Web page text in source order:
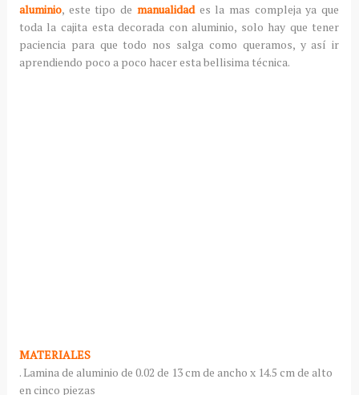
aluminio, este tipo de manualidades la mas compleja ya que
toda la cajita esta decorada con aluminio, solo hay que tener
paciencia para que todo nos salga como queramos, y así ir
aprendiendo poco a poco hacer esta bellisima técnica.
MATERIALES
. Lamina de aluminio de 0.02 de 13 cm de ancho x 14.5 cm de alto
en cinco piezas